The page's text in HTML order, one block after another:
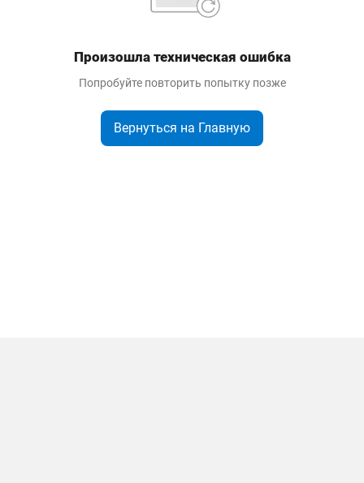
Произошла техническая ошибка
Попробуйте повторить попытку позже
Вернуться на Главную